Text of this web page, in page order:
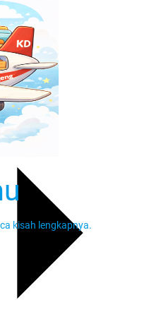
kisah lengkapnya.